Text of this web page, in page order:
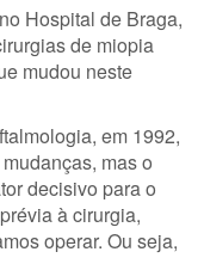
Hospital de Braga,
de miopia
mudou neste
em 1992,
mas o
decisivo para o
à cirurgia,
operar. Ou seja,